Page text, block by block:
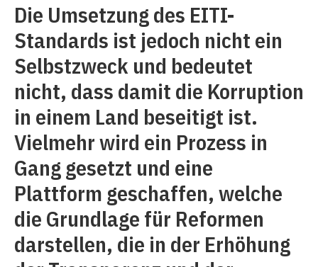
Die Umsetzung des EITI-
Standards ist jedoch nicht ein
Selbstzweck und bedeutet
nicht, dass damit die Korruption
in einem Land beseitigt ist.
Vielmehr wird ein Prozess in
Gang gesetzt und eine
Plattform geschaffen, welche
die Grundlage für Reformen
darstellen, die in der Erhöhung